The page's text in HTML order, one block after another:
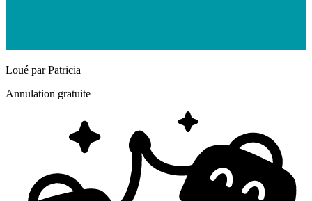
Loué parPatricia
Annulation gratuite